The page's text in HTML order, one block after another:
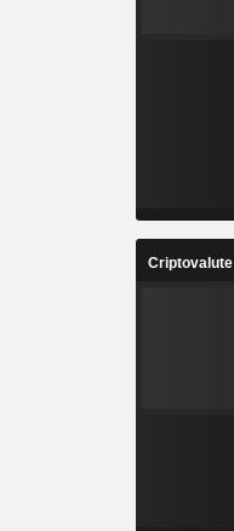
Criptovalute